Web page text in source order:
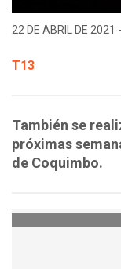
22 DE ABRIL DE 2021
T13
También se
próximas
de Coquimbo.